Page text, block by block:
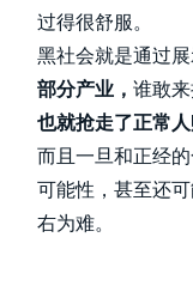
过得很舒服。
黑社会就是通过展
部分产业， 谁敢
也就抢走了正常人
而且一旦和正经
可能性，甚至还
右为难。